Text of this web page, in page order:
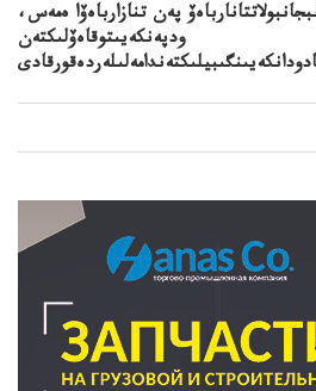
پەن تنازارباەۆا ەمەس،
ودپەنكەيىتوقاەۆلىكتەن